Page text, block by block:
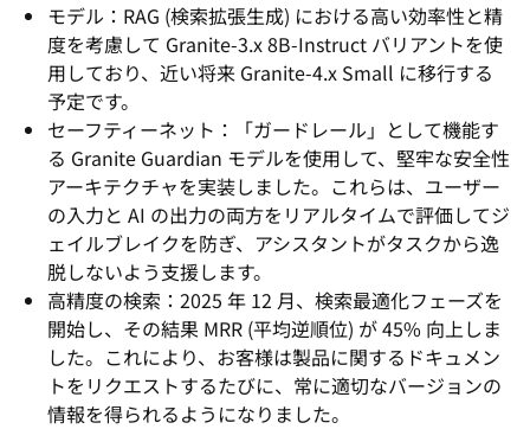
モデル：RAG (検索拡張生成) における高い効率性と精
度を考慮して Granite-3.x 8B-Instruct バリアントを使
用しており、近い将来 Granite-4.x Small に移行する
予定です。
セーフティーネット：「ガードレール」として機能す
る Granite Guardian モデルを使用して、堅牢な安全性
アーキテクチャを実装しました。これらは、ユーザー
の入力と AI の出力の両方をリアルタイムで評価してジ
ェイルブレイクを防ぎ、アシスタントがタスクから逸
脱しないよう支援します。
高精度の検索：2025 年 12 月、検索最適化フェーズを
開始し、その結果 MRR (平均逆順位) が 45% 向上しま
した。これにより、お客様は製品に関するドキュメン
トをリクエストするたびに、常に適切なバージョンの
情報を得られるようになりました。